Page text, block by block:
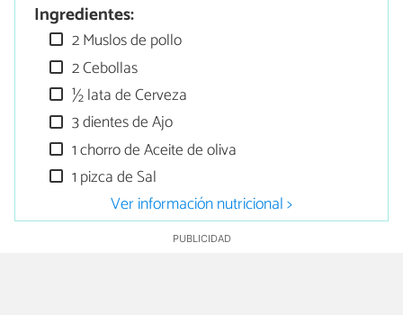
Ingredientes:
2 Muslos de pollo
2 Cebollas
½ lata de Cerveza
3 dientes de Ajo
1 chorro de Aceite de oliva
1 pizca de Sal
Ver información nutricional >